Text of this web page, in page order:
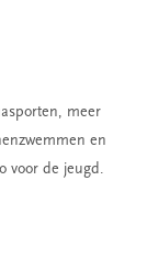
meer
en
voor de jeugd.